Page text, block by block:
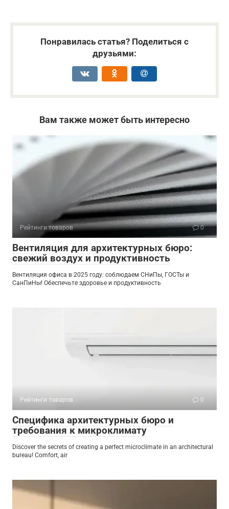
Понравилась статья? Поделиться с
друзьями:
Вам также может быть интересно
Рейтинги товаров 0
Вентиляция для архитектурных бюро:
свежий воздух и продуктивность
Вентиляция офиса в 2025 году: соблюдаем СНиПы, ГОСТы и
СанПиНы! Обеспечьте здоровье и продуктивность
Рейтинги товаров 0
Специфика архитектурных бюро и
требования к микроклимату
Discover the secrets of creating a perfect microclimate in an architectural
bureau! Comfort, air